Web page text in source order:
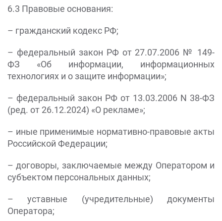
6.3 Правовые основания:
– гражданский кодекс РФ;
– федеральный закон РФ от 27.07.2006 № 149-
ФЗ «Об информации, информационных
технологиях и о защите информации»;
– федеральный закон РФ от 13.03.2006 N 38-ФЗ
(ред. от 26.12.2024) «О рекламе»;
– иные применимые нормативно-правовые акты
Российской Федерации;
– договоры, заключаемые между Оператором и
субъектом персональных данных;
– уставные (учредительные) документы
Оператора;